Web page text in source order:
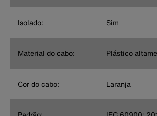
Isolado: Sim
Material do cabo: Plástico
Cor do cabo: Laranja